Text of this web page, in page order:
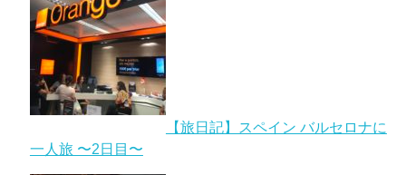
【旅日記】スペイン バルセロナに
一人旅 〜2日目〜